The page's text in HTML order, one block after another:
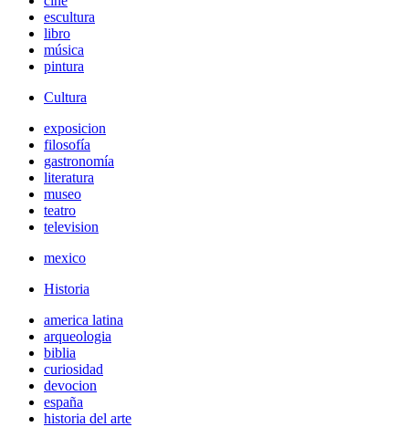
escultura
libro
música
pintura
Cultura
exposicion
filosofía
gastronomía
literatura
museo
teatro
television
mexico
Historia
america latina
arqueologia
biblia
curiosidad
devocion
españa
historia del arte